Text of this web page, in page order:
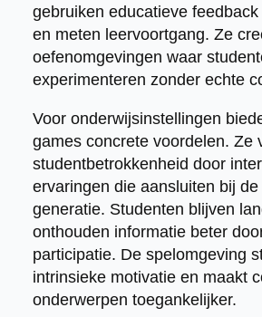
gebruiken educatieve
en meten leervoortgang. Ze
oefenomgevingen waar
experimenteren zonder echte
Voor onderwijsinstellingen
games concrete voordelen. Ze
studentbetrokkenheid door
ervaringen die aansluiten bij
generatie. Studenten blijven
onthouden informatie beter
participatie. De spelomgeving
intrinsieke motivatie en maakt
onderwerpen toegankelijker.